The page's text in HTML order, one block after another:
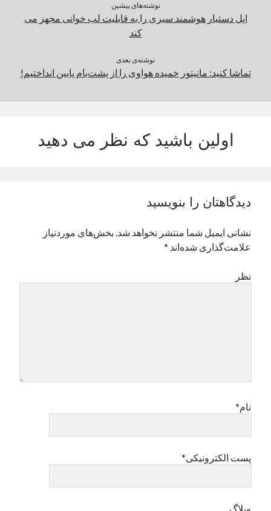
اپل
نوشته‌های پیشین
اپل دستیار هوشمند سیری را به قابلیت لب خوانی مجهز می
کند
نوشته‌ی بعدی
تماشا کنید: مانیتور خمیده هواوی را از پشت‌بام پایین انداختیم!
اولین باشید که نظر می دهید
دیدگاهتان را بنویسید
نشانی ایمیل شما منتشر نخواهد شد. بخش‌های موردنیاز
علامت‌گذاری شده‌اند *
نظر
نام*
پست الکترونیکی*
وبلاگ